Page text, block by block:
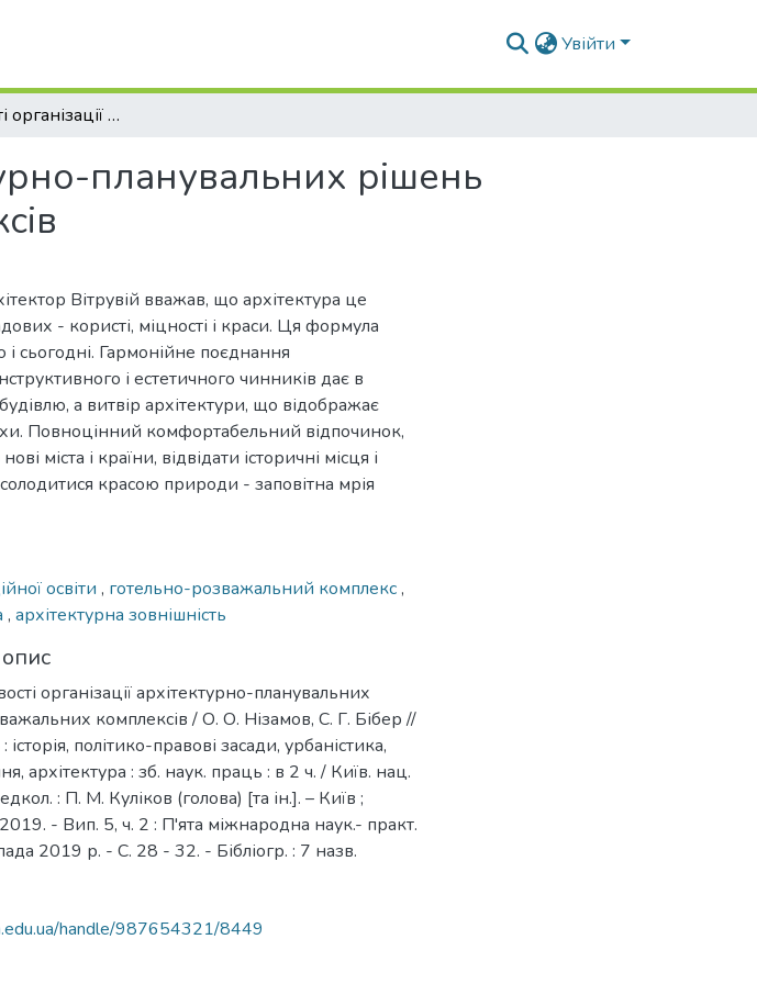
Увійти
Особливості організації архітектурно-планувальних рішень готельно-розважальних комплексів
планувальних рішень
Вітрувій вважав, що архітектура це
- користі, міцності і краси. Ця формула
і сьогодні. Гармонійне поєднання
і естетичного чинників дає в
а витвір архітектури, що відображає
Повноцінний комфортабельний відпочинок,
міста і країни, відвідати історичні місця і
красою природи - заповітна мрія
освіти , готельно-розважальний комплекс,
, архітектурна зовнішність
організації архітектурно-планувальних
комплексів / О. О. Нізамов, С. Г. Бібер //
історія, політико-правові засади, урбаністика,
архітектура : зб. наук. праць : в 2 ч. / Київ. нац.
: П. М. Куліков (голова) [та ін.]. – Київ ;
- Вип. 5, ч. 2 : П'ята міжнародна наук.- практ.
2019 р. - С. 28 - 32. - Бібліогр. : 7 назв.
handle/987654321/8449